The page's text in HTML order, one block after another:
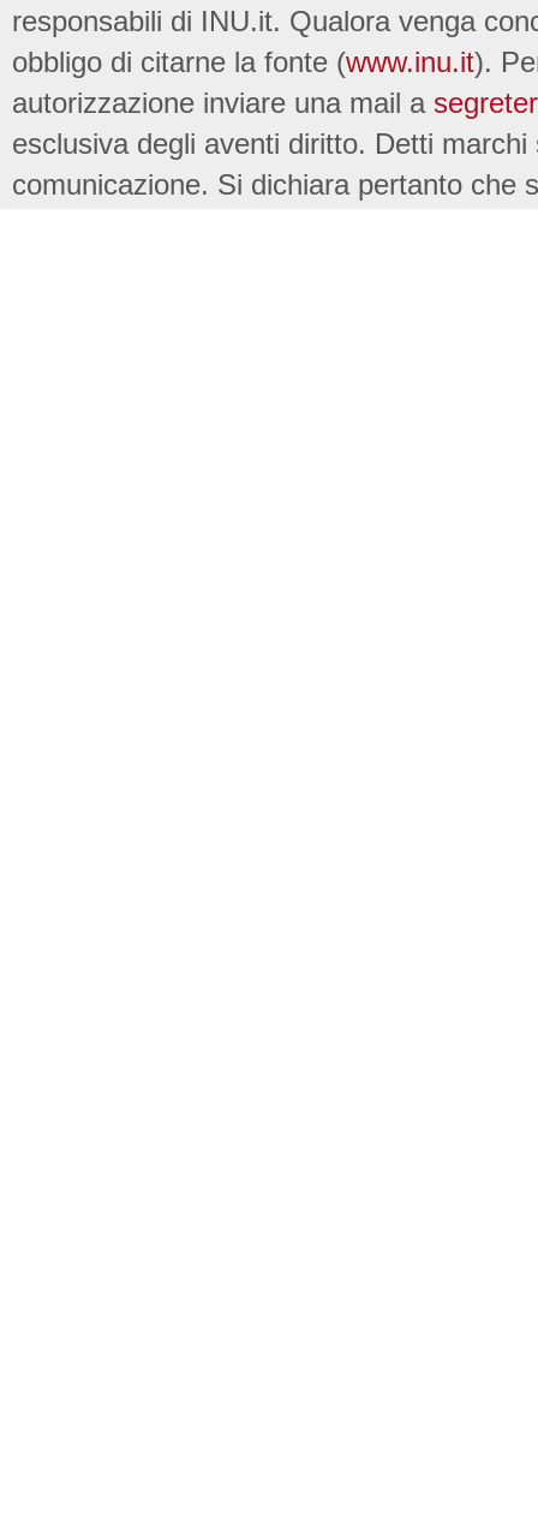
responsabili di INU.it. Qualora venga
obbligo di citarne la fonte (www.inu.it).
autorizzazione inviare una mail a
esclusiva degli aventi diritto. Detti
comunicazione. Si dichiara pertanto che